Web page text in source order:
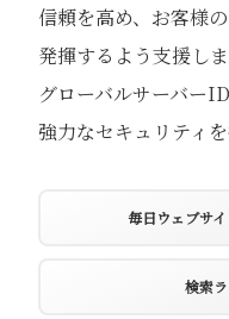
信頼を高め、お客様
発揮するよう支援しま
グローバルサーバー
強力なセキュリティを
毎日ウェブサ
検索